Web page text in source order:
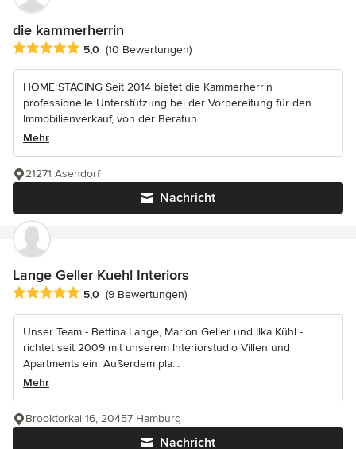
die kammerherrin
Durchschnittliche Bewertung: 5 von 5 Sternen
5,0 (10 Bewertungen)
HOME STAGING Seit 2014 bietet die Kammerherrin
professionelle Unterstützung bei der Vorbereitung für den
Immobilienverkauf, von der Beratun...
Mehr
Nachricht
21271 Asendorf
Lange Geller Kuehl Interiors
Durchschnittliche Bewertung: 5 von 5 Sternen
5,0 (9 Bewertungen)
Unser Team - Bettina Lange, Marion Geller und Ilka Kühl -
richtet seit 2009 mit unserem Interiorstudio Villen und
Apartments ein. Außerdem pla...
Mehr
Nachricht
Brooktorkai 16, 20457 Hamburg